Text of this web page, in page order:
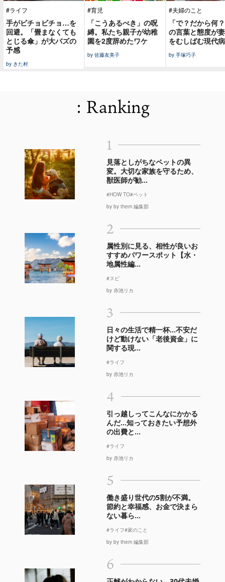
#ライフ
手がビチョビチョ…を
回避。「畳まなくても
とじる傘」が大バズの
予感
by きた村
#育児
「こうあるべき」の呪
縛。私たち親子が幼稚
園を2度辞めたワケ
by 佐藤友美子
#夫婦のこと
「で？だから何
の言葉と態度が
をむしばむ現代病
by 手塚巧子
: Ranking
1
見落としがちなペットの異
変。大切な家族を守るため、
獣医師が勧...
#HOW TO#ペット
by by them 編集部
2
属性別に見る、相性が良いお
すすめパワースポット【水・
地属性編...
#スピ
by 赤池リカ
3
日々の生活で精一杯…不安だ
けど動けない「老後資金」に
関する現...
#ライフ
by 赤池リカ
4
引っ越しってこんなにかかる
んだ…知っておきたい予想外
の出費と...
#ライフ
by 赤池リカ
5
働き盛り世代の5割が不満。
節約と幸福感、お金で決まら
ない暮ら...
#ライフ#家のこと
by by them 編集部
6